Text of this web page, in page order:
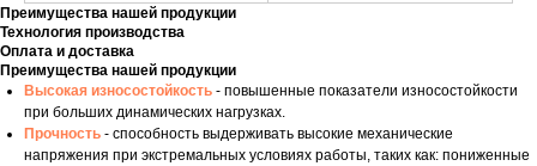
Преимущества нашей продукции
Технология производства
Оплата и доставка
Преимущества нашей продукции
Высокая износостойкость - повышенные показатели износостойкости
при больших динамических нагрузках.
Прочность - способность выдерживать высокие механические
напряжения при экстремальных условиях работы, таких как: пониженные